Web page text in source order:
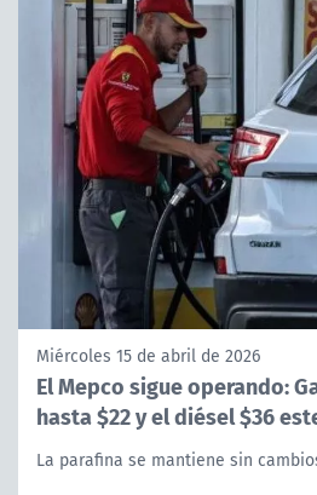
Miércoles 15 de abril de 2026
El Mepco sigue operando:
hasta $22 y el diésel $36
La parafina se mantiene sin